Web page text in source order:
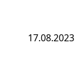
17.08.2023